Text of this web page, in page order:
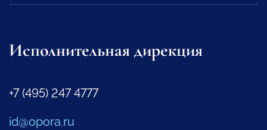
Исполнительная дирекция
+7 (495) 247 4777
id@opora.ru